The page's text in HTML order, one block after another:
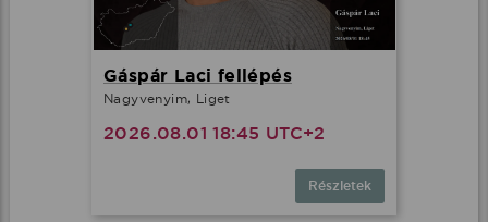
Gáspár Laci fellépés
Nagyvenyim, Liget
2026.08.01 18:45 UTC+2
Részletek